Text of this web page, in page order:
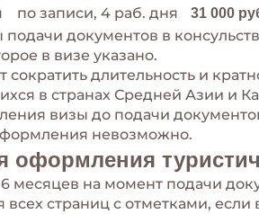
по записи, 4 раб. дня 31 000
подачи документов в
в визе указано.
длительность и
в странах Средней Азии и
визы до подачи
невозможно.
месяцев на момент подачи
всех страниц с отметками,